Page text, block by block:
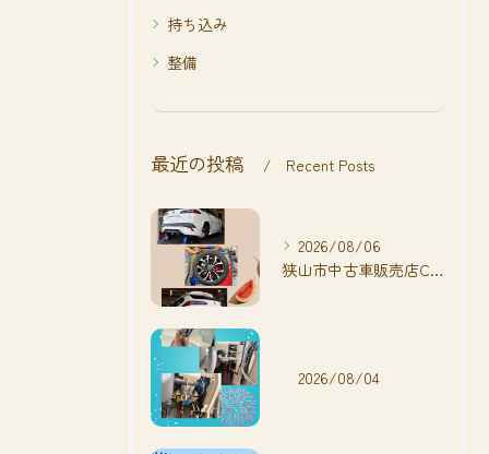
持ち込み
整備
最近の投稿 Recent Posts
2026/08/06
狭山市中古車販売店CarShop FACT.🚗
2026/08/04